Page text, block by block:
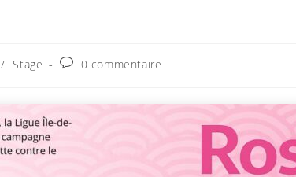
/ Stage
Commentaires
publication :
0 commentaire